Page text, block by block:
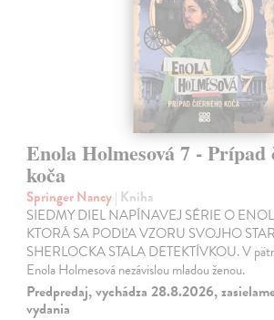
Enola Holmesová 7 - Prípad
koča
Springer Nancy| Kniha
SIEDMY DIEL NAPÍNAVEJ SÉRIE O
KTORÁ SA PODĽA VZORU SVOJHO
SHERLOCKA STALA DETEKTÍVKOU. V
Enola Holmesová nezávislou mladou ženou.
Predpredaj, vychádza 28.8.2026,
vydania